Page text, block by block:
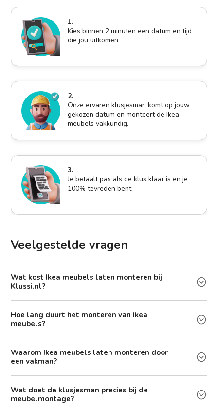
1.
Kies binnen 2 minuten een datum en tijd
die jou uitkomen.
2.
Onze ervaren klusjesman komt op jouw
gekozen datum en monteert de Ikea
meubels vakkundig.
3.
Je betaalt pas als de klus klaar is en je
100% tevreden bent.
Veelgestelde vragen
Wat kost Ikea meubels laten monteren bij
Klussi.nl?
Hoe lang duurt het monteren van Ikea
meubels?
Waarom Ikea meubels laten monteren door
een vakman?
Wat doet de klusjesman precies bij de
meubelmontage?